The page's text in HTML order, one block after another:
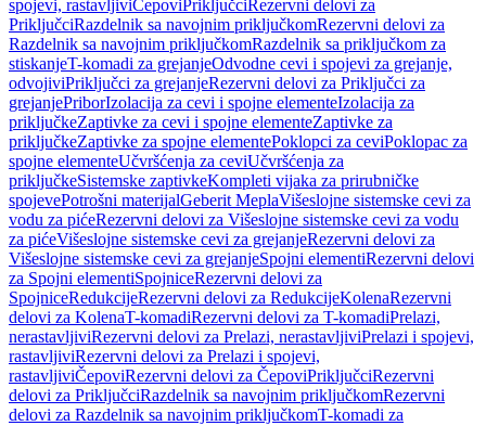
spojevi, rastavljiviČepoviPriključciRezervni delovi za
PriključciRazdelnik sa navojnim priključkomRezervni delovi za
Razdelnik sa navojnim priključkomRazdelnik sa priključkom za
stiskanjeT-komadi za grejanjeOdvodne cevi i spojevi za grejanje,
odvojiviPriključci za grejanjeRezervni delovi za Priključci za
grejanjePriborIzolacija za cevi i spojne elementeIzolacija za
priključkeZaptivke za cevi i spojne elementeZaptivke za
priključkeZaptivke za spojne elementePoklopci za ceviPoklopac za
spojne elementeUčvršćenja za ceviUčvršćenja za
priključkeSistemske zaptivkeKompleti vijaka za prirubničke
spojevePotrošni materijalGeberit MeplaVišeslojne sistemske cevi za
vodu za pićeRezervni delovi za Višeslojne sistemske cevi za vodu
za pićeVišeslojne sistemske cevi za grejanjeRezervni delovi za
Višeslojne sistemske cevi za grejanjeSpojni elementiRezervni delovi
za Spojni elementiSpojniceRezervni delovi za
SpojniceRedukcijeRezervni delovi za RedukcijeKolenaRezervni
delovi za KolenaT-komadiRezervni delovi za T-komadiPrelazi,
nerastavljiviRezervni delovi za Prelazi, nerastavljiviPrelazi i spojevi,
rastavljiviRezervni delovi za Prelazi i spojevi,
rastavljiviČepoviRezervni delovi za ČepoviPriključciRezervni
delovi za PriključciRazdelnik sa navojnim priključkomRezervni
delovi za Razdelnik sa navojnim priključkomT-komadi za